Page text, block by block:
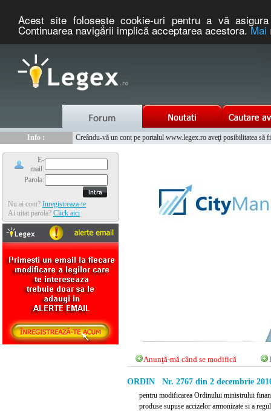
Acest site foloseşte cookie-uri pentru a vă
Continuarea navigării implică acceptarea acestora.Mai
Info :
Creându-vă un cont pe portalul www.legex.ro aveţi posibilitatea să
E-
mail:
Parola:
Nu ai cont? Inregistreaza-te
Ai uitat parola? Click aici
Anunţă-mă când se modifică
ORDIN Nr. 2767 din 2 decembrie
pentru modificarea Ordinului ministrului
produse supuse accizelor armonizate si a